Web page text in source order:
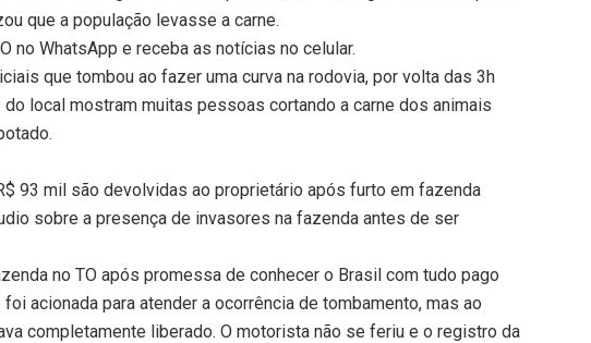
que a população levasse a carne.
no WhatsApp e receba as notícias no celular.
que tombou ao fazer uma curva na rodovia, por volta das 3h
local mostram muitas pessoas cortando a carne dos animais
93 mil são devolvidas ao proprietário após furto em fazenda
sobre a presença de invasores na fazenda antes de ser
no TO após promessa de conhecer o Brasil com tudo pago
acionada para atender a ocorrência de tombamento, mas ao
completamente liberado. O motorista não se feriu e o registro da